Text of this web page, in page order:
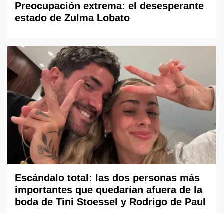
Preocupación extrema: el desesperante
estado de Zulma Lobato
Escándalo total: las dos personas más
importantes que quedarían afuera de la
boda de Tini Stoessel y Rodrigo de Paul